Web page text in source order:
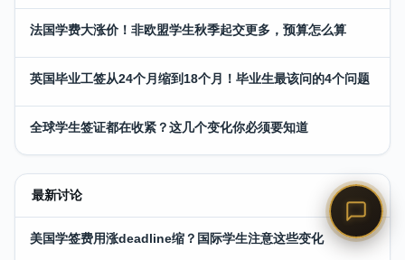
法国学费大涨价！非欧盟学生秋季起交更多，预算怎么算
英国毕业工签从24个月缩到18个月！毕业生最该问的4个问题
全球学生签证都在收紧？这几个变化你必须要知道
最新讨论 更多 →
美国学签费用涨deadline缩？国际学生注意这些变化